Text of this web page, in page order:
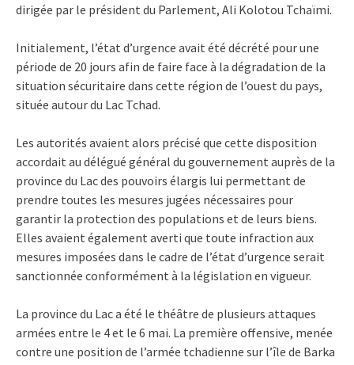
dirigée par le président du Parlement, Ali Kolotou Tchaïmi.
Initialement, l’état d’urgence avait été décrété pour une
période de 20 jours afin de faire face à la dégradation de la
situation sécuritaire dans cette région de l’ouest du pays,
située autour du Lac Tchad.
Les autorités avaient alors précisé que cette disposition
accordait au délégué général du gouvernement auprès de la
province du Lac des pouvoirs élargis lui permettant de
prendre toutes les mesures jugées nécessaires pour
garantir la protection des populations et de leurs biens.
Elles avaient également averti que toute infraction aux
mesures imposées dans le cadre de l’état d’urgence serait
sanctionnée conformément à la législation en vigueur.
La province du Lac a été le théâtre de plusieurs attaques
armées entre le 4 et le 6 mai. La première offensive, menée
contre une position de l’armée tchadienne sur l’île de Barka